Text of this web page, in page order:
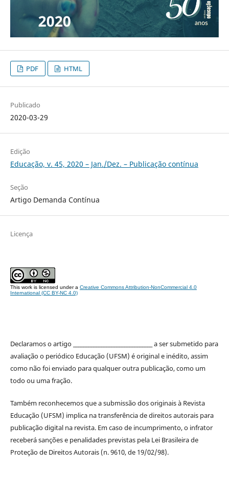
PDF HTML
Publicado
2020-03-29
Edição
Educação, v. 45, 2020 – Jan./Dez. – Publicação contínua
Seção
Artigo Demanda Contínua
Licença
This work is licensed under a Creative Commons Attribution-NonCommercial 4.0
International (CC BY-NC 4.0)
Declaramos o artigo _______________________________ a ser submetido para
avaliação o periódico Educação (UFSM) é original e inédito, assim
como não foi enviado para qualquer outra publicação, como um
todo ou uma fração.
Também reconhecemos que a submissão dos originais à Revista
Educação (UFSM) implica na transferência de direitos autorais para
publicação digital na revista. Em caso de incumprimento, o infrator
receberá sanções e penalidades previstas pela Lei Brasileira de
Proteção de Direitos Autorais (n. 9610, de 19/02/98).